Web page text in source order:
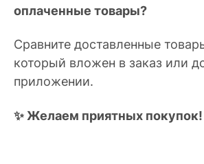
оплаченные товары?
Сравните доставленные
который вложен в заказ или
приложении.
✨ Желаем приятных покупок!